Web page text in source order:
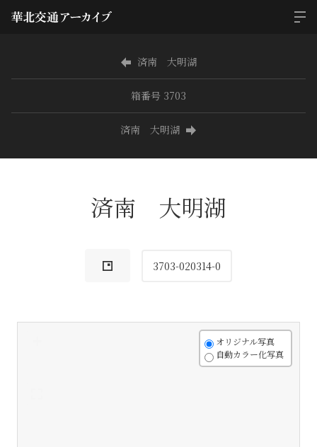
済南 大明湖
箱番号 3703
済南 大明湖
済南 大明湖
3703-020314-0
オリジナル写真
自動カラー化写真